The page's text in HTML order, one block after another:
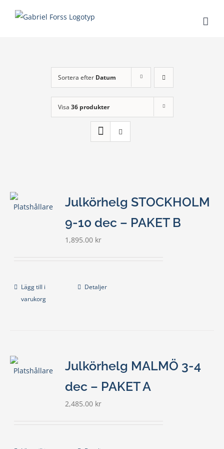
Sortera efter Datum
Visa 36 produkter
Julkörhelg STOCKHOLM
9-10 dec – PAKET B
1,895.00 kr
Lägg till i
varukorg
Detaljer
Julkörhelg MALMÖ 3-4
dec – PAKET A
2,485.00 kr